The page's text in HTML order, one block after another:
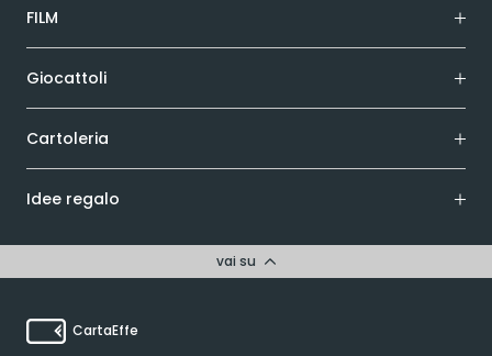
FILM
Giocattoli
Cartoleria
Idee regalo
vai su
CartaEffe